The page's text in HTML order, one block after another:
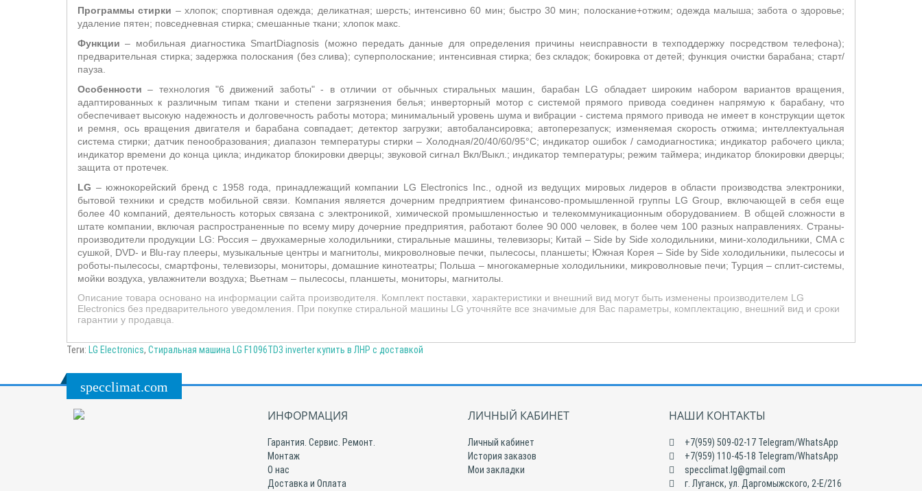
Программы стирки – хлопок; спортивная одежда; деликатная; шерсть; интенсивно 60 мин; быстро 30 мин; полоскание+отжим; одежда малыша; забота о здоровье;
удаление пятен; повседневная стирка; смешанные ткани; хлопок макс.
Функции– мобильная диагностика SmartDiagnosis (можно передать данные для определения причины неисправности в техподдержку посредством телефона);
предварительная стирка; задержка полоскания (без слива); суперполоскание; интенсивная стирка; без складок; бокировка от детей; функция очистки барабана; старт/
пауза.
Особенности– технология "6 движений заботы" - в отличии от обычных стиральных машин, барабан LG обладает широким набором вариантов вращения,
адаптированных к различным типам ткани и степени загрязнения белья; инверторный мотор с системой прямого привода соединен напрямую к барабану, что
обеспечивает высокую надежность и долговечность работы мотора; минимальный уровень шума и вибрации - система прямого привода не имеет в конструкции щеток
и ремня, ось вращения двигателя и барабана совпадает; детектор загрузки; автобалансировка; автоперезапуск; изменяемая скорость отжима; интеллектуальная
система стирки; датчик пенообразования; диапазон температуры стирки – Холодная/20/40/60/95°С; индикатор ошибок / самодиагностика; индикатор рабочего цикла;
индикатор времени до конца цикла; индикатор блокировки дверцы; звуковой сигнал Вкл/Выкл.; индикатор температуры; режим таймера; индикатор блокировки дверцы;
защита от протечек.
LG – южнокорейский бренд с 1958 года, принадлежащий компании LG Electronics Inc., одной из ведущих мировых лидеров в области производства электроники,
бытовой техники и средств мобильной связи. Компания является дочерним предприятием финансово-промышленной группы LG Group, включающей в себя еще
более 40 компаний, деятельность которых связана с электроникой, химической промышленностью и телекоммуникационным оборудованием. В общей сложности в
штате компании, включая распространенные по всему миру дочерние предприятия, работают более 90 000 человек, в более чем 100 разных направлениях. Страны-
производители продукции LG: Россия – двухкамерные холодильники, стиральные машины, телевизоры; Китай – Side by Side холодильники, мини-холодильники, СМА с
сушкой, DVD- и Blu-ray плееры, музыкальные центры и магнитолы, микроволновые печки, пылесосы, планшеты; Южная Корея – Side by Side холодильники, пылесосы и
роботы-пылесосы, смартфоны, телевизоры, мониторы, домашние кинотеатры; Польша – многокамерные холодильники, микроволновые печи; Турция – сплит-системы,
мойки воздуха, увлажнители воздуха; Вьетнам – пылесосы, планшеты, мониторы, магнитолы.
Описание товара основано на информации сайта производителя. Комплект поставки, характеристики и внешний вид могут быть изменены производителем LG
Electronics без предварительного уведомления. При покупке стиральной машины LG уточняйте все значимые для Вас параметры, комплектацию, внешний вид и сроки
гарантии у продавца.
Теги: LG Electronics, Стиральная машина LG F1096TD3 inverter купить в ЛНР с доставкой
specclimat.com
ИНФОРМАЦИЯ
Гарантия. Сервис. Ремонт.
Монтаж
О нас
Доставка и Оплата
ЛИЧНЫЙ КАБИНЕТ
Личный кабинет
История заказов
Мои закладки
НАШИ КОНТАКТЫ
+7(959) 509-02-17 Telegram/WhatsApp
+7(959) 110-45-18 Telegram/WhatsApp
specclimat.lg@gmail.com
г. Луганск, ул. Даргомыжского, 2-Е/216